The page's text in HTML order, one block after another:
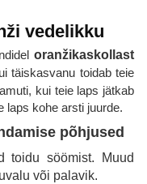
vedelikku
oranžikaskollast
täiskasvanu toidab teie
kui teie laps jätkab
laps kohe arsti juurde.
põhjused
toidu söömist. Muud
või palavik.